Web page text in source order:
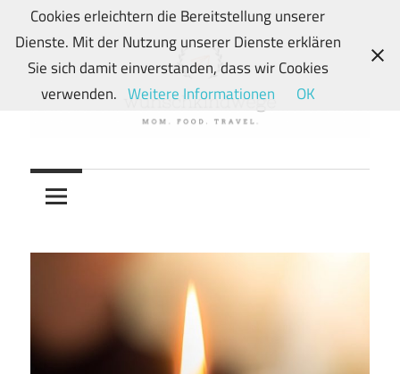
Zum
Inhalt
springen
wunschkindwege
Wunschkindern
und
Wegen:
und
Cookies erleichtern die Bereitstellung unserer
Dienste. Mit der Nutzung unserer Dienste erklären
Sie sich damit einverstanden, dass wir Cookies
verwenden. Weitere Informationen OK